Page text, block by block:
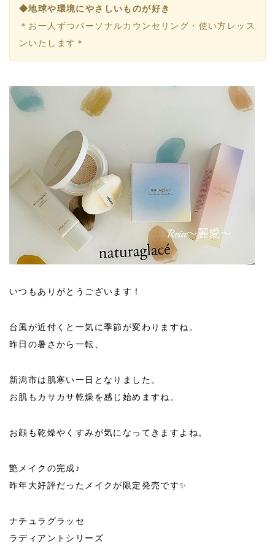
◆地球や環境にやさしいものが好き
＊お一人ずつパーソナルカウンセリング・使い方レッス
ンいたします＊
いつもありがとうございます！
台風が近付くと一気に季節が変わりますね。
昨日の暑さから一転、
新潟市は肌寒い一日となりました。
お肌もカサカサ乾燥を感じ始めますね。
お顔も乾燥やくすみが気になってきますよね。
艶メイクの完成♪
昨年大好評だったメイクが限定発売です✨
ナチュラグラッセ
ラディアントシリーズ